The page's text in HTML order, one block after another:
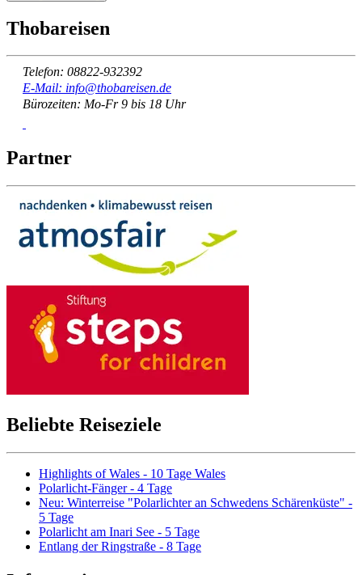
Thobareisen
Telefon: 08822-932392
E-Mail: info@thobareisen.de
Bürozeiten: Mo-Fr 9 bis 18 Uhr
Partner
Beliebte Reiseziele
Highlights of Wales - 10 Tage Wales
Polarlicht-Fänger - 4 Tage
Neu: Winterreise "Polarlichter an Schwedens Schärenküste" -
5 Tage
Polarlicht am Inari See - 5 Tage
Entlang der Ringstraße - 8 Tage